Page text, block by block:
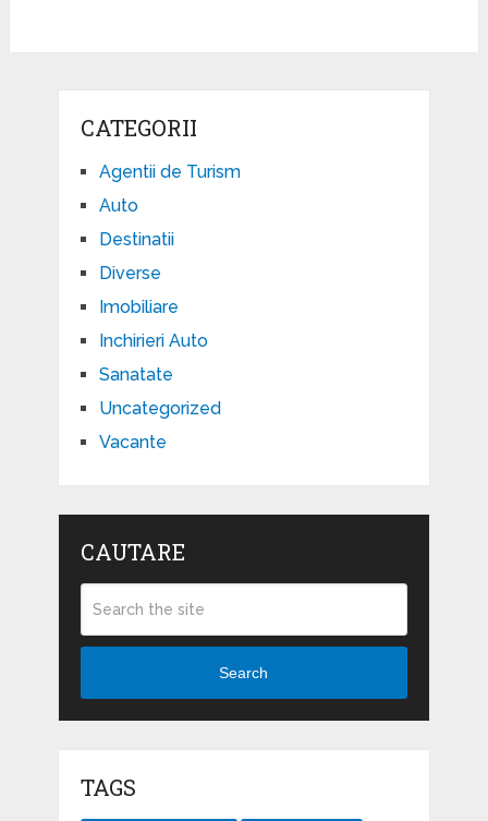
CATEGORII
Agentii de Turism
Auto
Destinatii
Diverse
Imobiliare
Inchirieri Auto
Sanatate
Uncategorized
Vacante
CAUTARE
Search
TAGS